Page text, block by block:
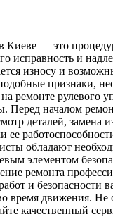
— это
исправность и
износу и
признаки,
ремонте
началом
деталей,
обладают
элементом
ремонта
и безопасности
время движения.
качественный